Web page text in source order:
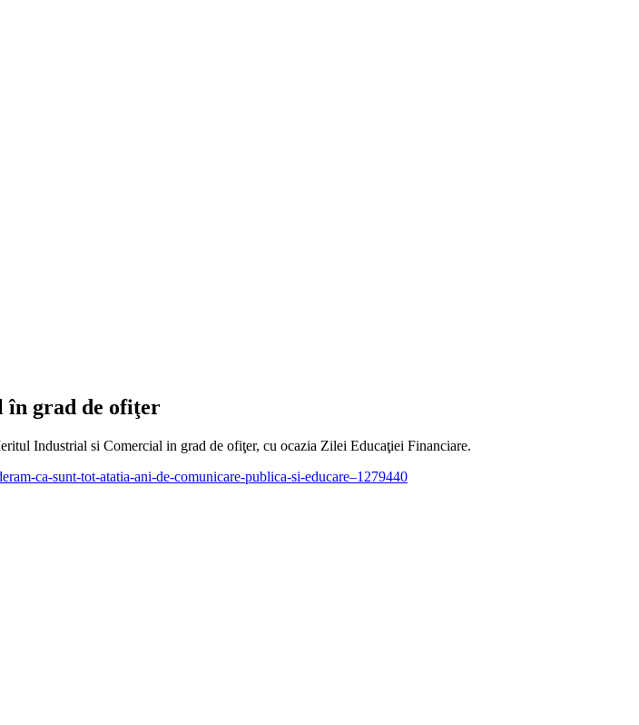
în grad de ofiţer
Industrial si Comercial in grad de ofiţer, cu ocazia Zilei Educaţiei Financiare.
ca-sunt-tot-atatia-ani-de-comunicare-publica-si-educare–1279440